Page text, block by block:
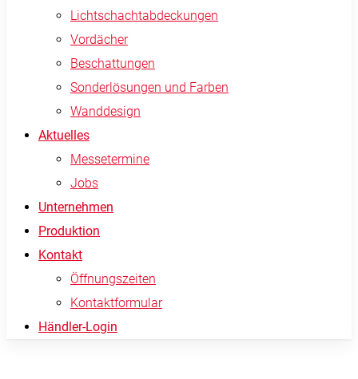
Lichtschachtabdeckungen
Vordächer
Beschattungen
Sonderlösungen und Farben
Wanddesign
Aktuelles
Messetermine
Jobs
Unternehmen
Produktion
Kontakt
Öffnungszeiten
Kontaktformular
Händler-Login